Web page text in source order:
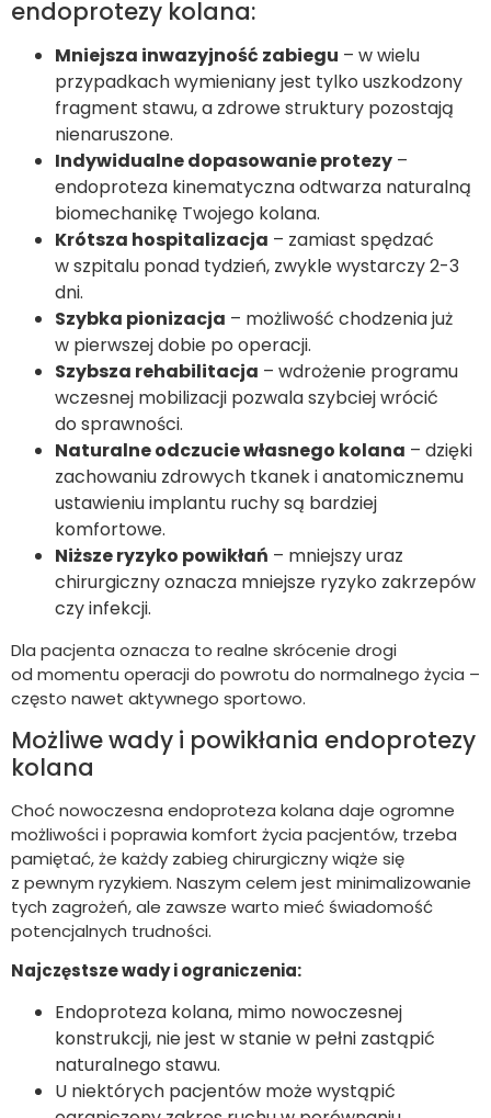
endoprotezy kolana:
Mniejsza inwazyjność zabiegu – w wielu
przypadkach wymieniany jest tylko uszkodzony
fragment stawu, a zdrowe struktury pozostają
nienaruszone.
Indywidualne dopasowanie protezy –
endoproteza kinematyczna odtwarza naturalną
biomechanikę Twojego kolana.
Krótsza hospitalizacja – zamiast spędzać
w szpitalu ponad tydzień, zwykle wystarczy 2-3
dni.
Szybka pionizacja – możliwość chodzenia już
w pierwszej dobie po operacji.
Szybsza rehabilitacja – wdrożenie programu
wczesnej mobilizacji pozwala szybciej wrócić
do sprawności.
Naturalne odczucie własnego kolana – dzięki
zachowaniu zdrowych tkanek i anatomicznemu
ustawieniu implantu ruchy są bardziej
komfortowe.
Niższe ryzyko powikłań – mniejszy uraz
chirurgiczny oznacza mniejsze ryzyko zakrzepów
czy infekcji.
Dla pacjenta oznacza to realne skrócenie drogi
od momentu operacji do powrotu do normalnego życia –
często nawet aktywnego sportowo.
Możliwe wady i powikłania endoprotezy
kolana
Choć nowoczesna endoproteza kolana daje ogromne
możliwości i poprawia komfort życia pacjentów, trzeba
pamiętać, że każdy zabieg chirurgiczny wiąże się
z pewnym ryzykiem. Naszym celem jest minimalizowanie
tych zagrożeń, ale zawsze warto mieć świadomość
potencjalnych trudności.
Najczęstsze wady i ograniczenia:
Endoproteza kolana, mimo nowoczesnej
konstrukcji, nie jest w stanie w pełni zastąpić
naturalnego stawu.
U niektórych pacjentów może wystąpić